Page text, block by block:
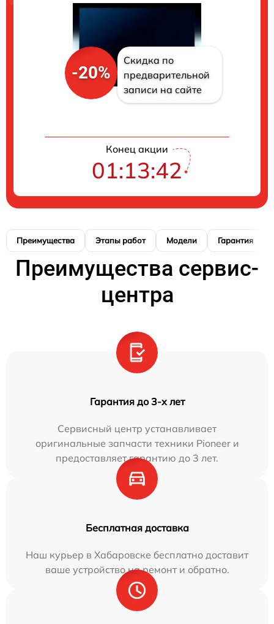
-20%
Скидка по
предварительной
записи на сайте
Конец акции
01:13:41
Преимущества Этапы работ Модели Гарантия
Преимущества сервис-
центра
Гарантия до 3-х лет
Сервисный центр устанавливает
оригинальные запчасти техники Pioneer и
предоставляет гарантию до 3 лет.
Бесплатная доставка
Наш курьер в Хабаровске бесплатно доставит
ваше устройство на ремонт и обратно.